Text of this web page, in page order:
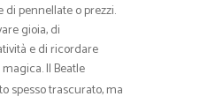
pennellate o prezzi.
gioia, di
e di ricordare
Il Beatle
spesso trascurato, ma